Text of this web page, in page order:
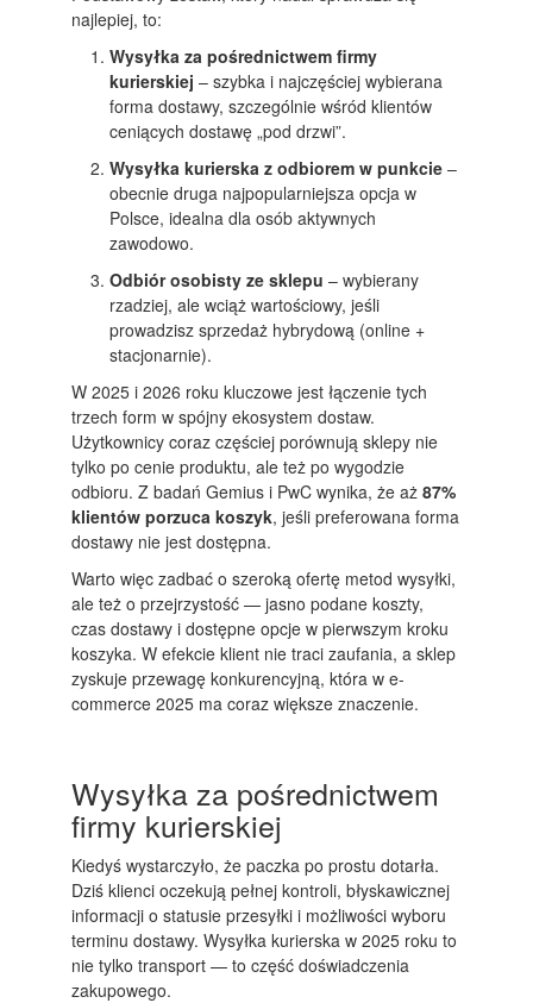
najlepiej, to:
Wysyłka za pośrednictwem firmy
kurierskiej – szybka i najczęściej wybierana
forma dostawy, szczególnie wśród klientów
ceniących dostawę „pod drzwi”.
Wysyłka kurierska z odbiorem w punkcie –
obecnie druga najpopularniejsza opcja w
Polsce, idealna dla osób aktywnych
zawodowo.
Odbiór osobisty ze sklepu – wybierany
rzadziej, ale wciąż wartościowy, jeśli
prowadzisz sprzedaż hybrydową (online +
stacjonarnie).
W 2025 i 2026 roku kluczowe jest łączenie tych
trzech form w spójny ekosystem dostaw.
Użytkownicy coraz częściej porównują sklepy nie
tylko po cenie produktu, ale też po wygodzie
odbioru. Z badań Gemius i PwC wynika, że aż 87%
klientów porzuca koszyk, jeśli preferowana forma
dostawy nie jest dostępna.
Warto więc zadbać o szeroką ofertę metod wysyłki,
ale też o przejrzystość — jasno podane koszty,
czas dostawy i dostępne opcje w pierwszym kroku
koszyka. W efekcie klient nie traci zaufania, a sklep
zyskuje przewagę konkurencyjną, która w e-
commerce 2025 ma coraz większe znaczenie.
Wysyłka za pośrednictwem
firmy kurierskiej
Kiedyś wystarczyło, że paczka po prostu dotarła.
Dziś klienci oczekują pełnej kontroli, błyskawicznej
informacji o statusie przesyłki i możliwości wyboru
terminu dostawy. Wysyłka kurierska w 2025 roku to
nie tylko transport — to część doświadczenia
zakupowego.